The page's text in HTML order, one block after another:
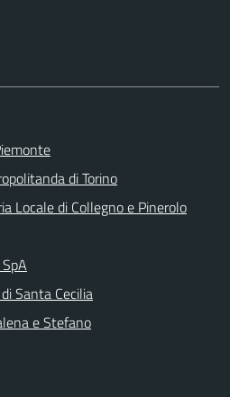
di Torino
Locale di Collegno e Pinerolo
Santa Cecilia
e Stefano